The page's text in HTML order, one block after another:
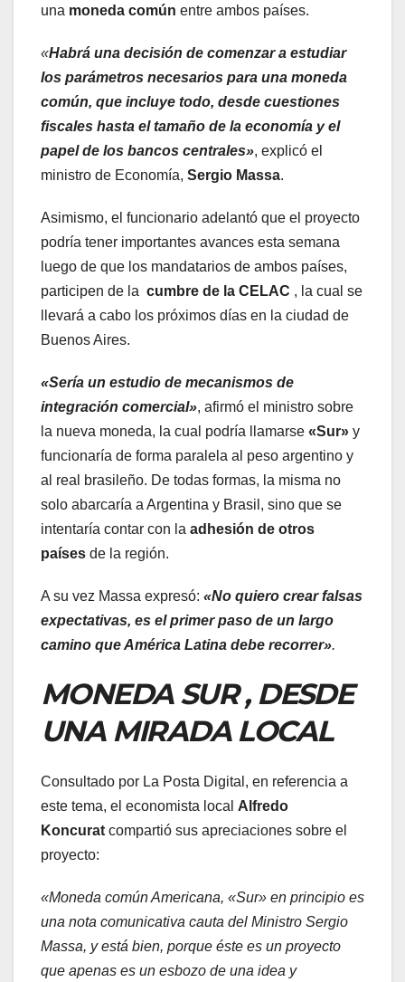
una moneda común entre ambos países.
«Habrá una decisión de comenzar a estudiar
los parámetros necesarios para una moneda
común, que incluye todo, desde cuestiones
fiscales hasta el tamaño de la economía y el
papel de los bancos centrales», explicó el
ministro de Economía, Sergio Massa.
Asimismo, el funcionario adelantó que el proyecto
podría tener importantes avances esta semana
luego de que los mandatarios de ambos países,
participen de la cumbre de la CELAC , la cual se
llevará a cabo los próximos días en la ciudad de
Buenos Aires.
«Sería un estudio de mecanismos de
integración comercial», afirmó el ministro sobre
la nueva moneda, la cual podría llamarse «Sur» y
funcionaría de forma paralela al peso argentino y
al real brasileño. De todas formas, la misma no
solo abarcaría a Argentina y Brasil, sino que se
intentaría contar con la adhesión de otros
países de la región.
A su vez Massa expresó: «No quiero crear falsas
expectativas, es el primer paso de un largo
camino que América Latina debe recorrer».
MONEDA SUR , DESDE
UNA MIRADA LOCAL
Consultado por La Posta Digital, en referencia a
este tema, el economista local Alfredo
Koncurat compartió sus apreciaciones sobre el
proyecto:
«Moneda común Americana, «Sur» en principio es
una nota comunicativa cauta del Ministro Sergio
Massa, y está bien, porque éste es un proyecto
que apenas es un esbozo de una idea y